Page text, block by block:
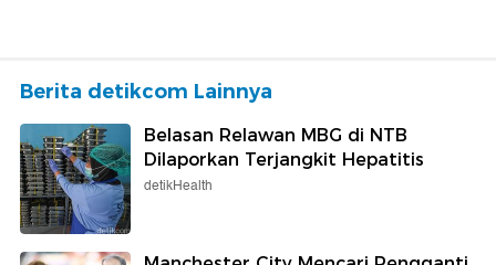
Berita detikcom Lainnya
Belasan Relawan MBG di NTB
Dilaporkan Terjangkit Hepatitis
detikHealth